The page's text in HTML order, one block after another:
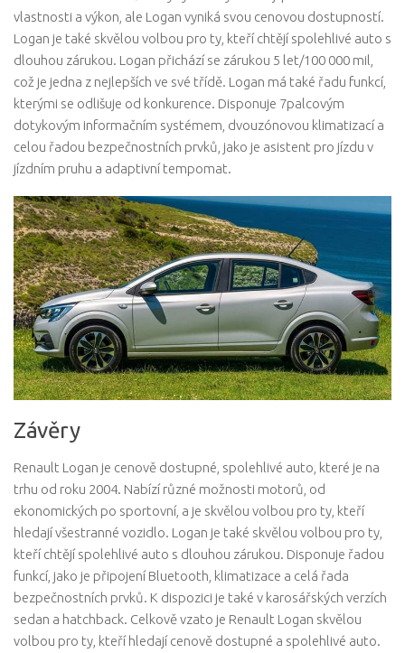
vlastnosti a výkon, ale Logan vyniká svou cenovou dostupností.
Logan je také skvělou volbou pro ty, kteří chtějí spolehlivé auto s
dlouhou zárukou. Logan přichází se zárukou 5 let/100 000 mil,
což je jedna z nejlepších ve své třídě. Logan má také řadu funkcí,
kterými se odlišuje od konkurence. Disponuje 7palcovým
dotykovým informačním systémem, dvouzónovou klimatizací a
celou řadou bezpečnostních prvků, jako je asistent pro jízdu v
jízdním pruhu a adaptivní tempomat.
Závěry
Renault Logan je cenově dostupné, spolehlivé auto, které je na
trhu od roku 2004. Nabízí různé možnosti motorů, od
ekonomických po sportovní, a je skvělou volbou pro ty, kteří
hledají všestranné vozidlo. Logan je také skvělou volbou pro ty,
kteří chtějí spolehlivé auto s dlouhou zárukou. Disponuje řadou
funkcí, jako je připojení Bluetooth, klimatizace a celá řada
bezpečnostních prvků. K dispozici je také v karosářských verzích
sedan a hatchback. Celkově vzato je Renault Logan skvělou
volbou pro ty, kteří hledají cenově dostupné a spolehlivé auto.